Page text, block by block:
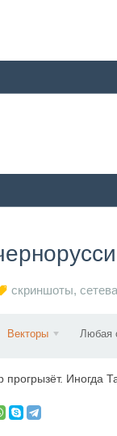
скриншоты,
Векторы Любая
прогрызёт. Иногда